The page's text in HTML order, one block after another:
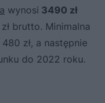
wynosi 3490 zł
zł brutto. Minimalna
zł, a następnie
do 2022 roku.